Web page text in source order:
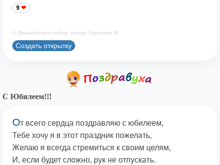
9
© Принадлежит сайту. Автор: Берсанов М.
Создать открытку
С Юбилеем!!!
От всего сердца поздравляю с юбилеем,
Тебе хочу я в этот праздник пожелать,
Желаю я всегда стремиться к своим целям,
И, если будет сложно, рук не отпускать.